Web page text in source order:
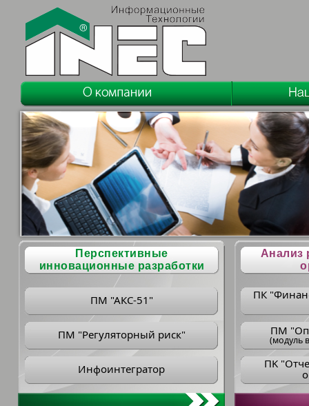
Перспективные
инновационные разработки
ПМ "АКС-51"
ПМ "Регуляторный риск"
Инфоинтегратор
Анализ
ПК
ПM
(модуль
ПK